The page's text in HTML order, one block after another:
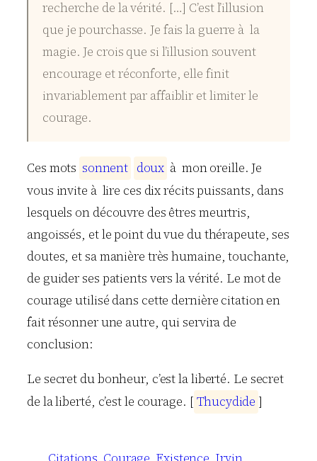
recherche de la vérité. […] C’est l’illusion
que je pourchasse. Je fais la guerre à la
magie. Je crois que si l’illusion souvent
encourage et réconforte, elle finit
invariablement par affaiblir et limiter le
courage.
Ces mots sonnent doux à mon oreille. Je
vous invite à lire ces dix récits puissants, dans
lesquels on découvre des êtres meurtris,
angoissés, et le point du vue du thérapeute, ses
doutes, et sa manière très humaine, touchante,
de guider ses patients vers la vérité. Le mot de
courage utilisé dans cette dernière citation en
fait résonner une autre, qui servira de
conclusion:
Le secret du bonheur, c’est la liberté. Le secret
de la liberté, c’est le courage. [ Thucydide ]